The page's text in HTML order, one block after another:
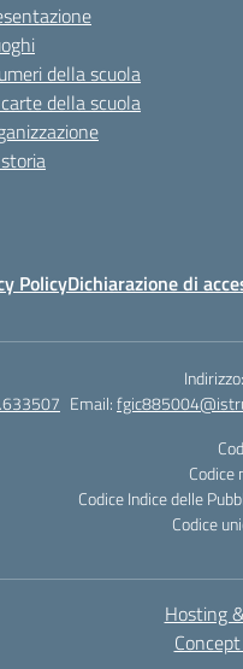
della scuola
della scuola
PolicyDichiarazione di
Indirizzo:
Email:
Codice
Codice Indice delle
Codice
Hosting